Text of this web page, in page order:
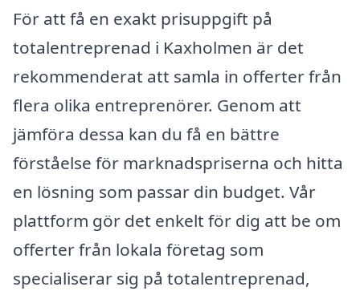
För att få en exakt prisuppgift på
totalentreprenad i Kaxholmen är det
rekommenderat att samla in offerter från
flera olika entreprenörer. Genom att
jämföra dessa kan du få en bättre
förståelse för marknadspriserna och hitta
en lösning som passar din budget. Vår
plattform gör det enkelt för dig att be om
offerter från lokala företag som
specialiserar sig på totalentreprenad,